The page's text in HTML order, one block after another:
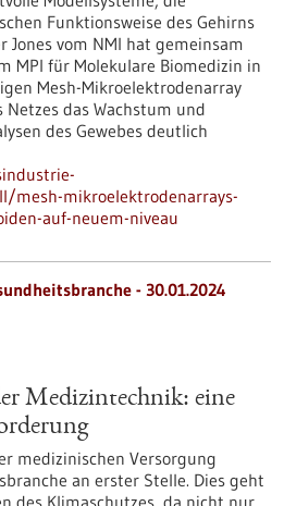
Funktionsweise des Gehirns
Jones vom NMI hat gemeinsam
MPI für Molekulare Biomedizin in
Mesh-Mikroelektrodenarray
Netzes das Wachstum und
des Gewebes deutlich
mesh-mikroelektrodenarrays-
auf-neuem-niveau
- 30.01.2024
Medizintechnik: eine
medizinischen Versorgung
an erster Stelle. Dies geht
des Klimaschutzes, da nicht nur